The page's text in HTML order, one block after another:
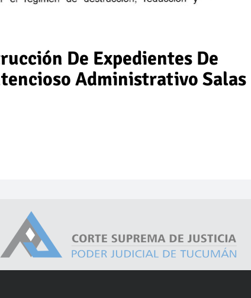
De Expedientes De
Administrativo